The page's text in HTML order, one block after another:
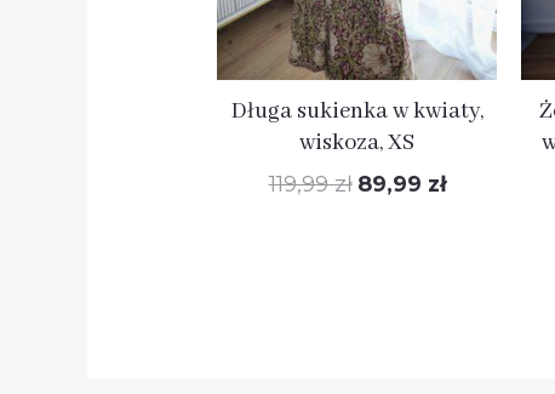
Długa sukienka w kwiaty,
wiskoza, XS
119,99zł 89,99 zł